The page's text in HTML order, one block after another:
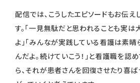
配信では、こうしたエピソードもお伝え
す。「一見無駄だと思われることも実
よ」「みんなが実践している看護は素晴
んだよ。続けていこう！」と看護職を認
ら、それが患者さんを回復させたり喜